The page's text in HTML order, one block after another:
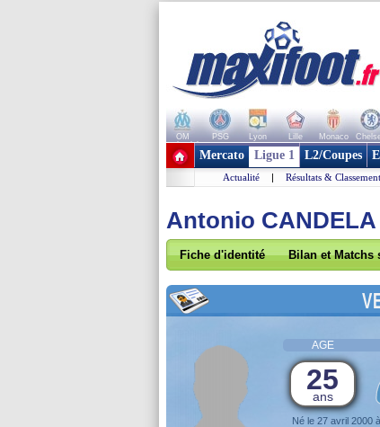
OM PSG Lyon Lille Monaco
+ de clubs
Mercato Ligue 1 L2/Coupes
Actualité | Résultats & Classement
Antonio CANDELA
Fiche d'identité Bilan et Matchs
AGE
25
ans
Né le 27 avril 2000